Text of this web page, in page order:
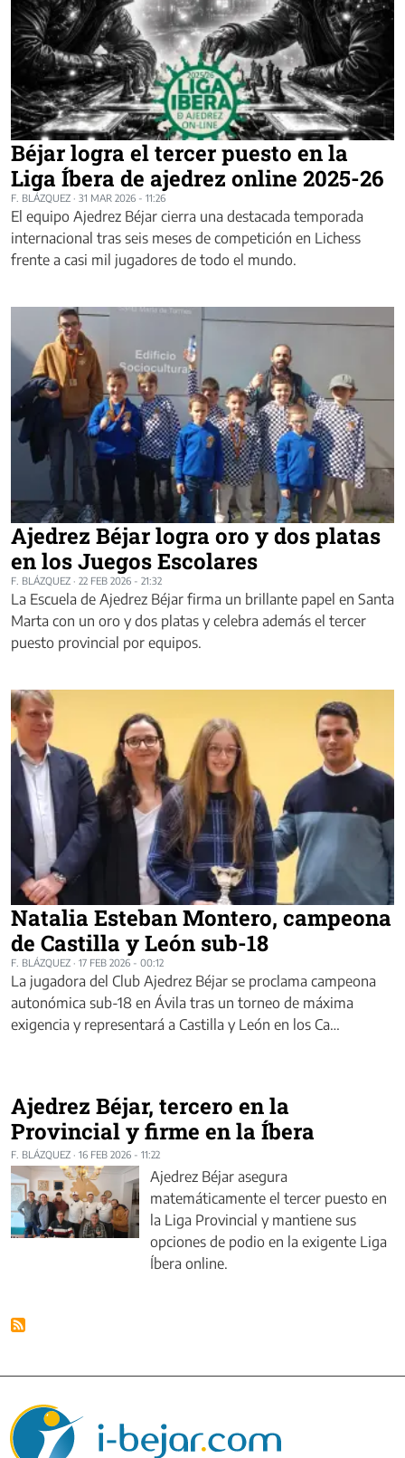
Béjar logra el tercer puesto en la
Liga Íbera de ajedrez online 2025-26
F. BLÁZQUEZ · 31 MAR 2026 - 11:26
El equipo Ajedrez Béjar cierra una destacada temporada
internacional tras seis meses de competición en Lichess
frente a casi mil jugadores de todo el mundo.
Ajedrez Béjar logra oro y dos platas
en los Juegos Escolares
F. BLÁZQUEZ · 22 FEB 2026 - 21:32
La Escuela de Ajedrez Béjar firma un brillante papel en Santa
Marta con un oro y dos platas y celebra además el tercer
puesto provincial por equipos.
Natalia Esteban Montero, campeona
de Castilla y León sub-18
F. BLÁZQUEZ · 17 FEB 2026 - 00:12
La jugadora del Club Ajedrez Béjar se proclama campeona
autonómica sub-18 en Ávila tras un torneo de máxima
exigencia y representará a Castilla y León en los Ca…
Ajedrez Béjar, tercero en la
Provincial y firme en la Íbera
F. BLÁZQUEZ · 16 FEB 2026 - 11:22
Ajedrez Béjar asegura
matemáticamente el tercer puesto en
la Liga Provincial y mantiene sus
opciones de podio en la exigente Liga
Íbera online.